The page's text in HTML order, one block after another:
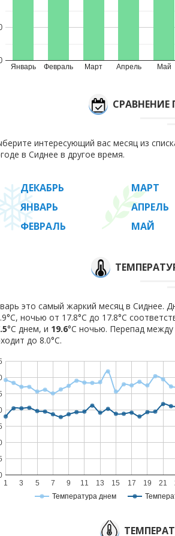
Январь Февраль Март Апрель Май
интересующий вас месяц из
в Сиднее в другое время.
ДЕКАБРЬ
ЯНВАРЬ
ФЕВРАЛЬ
МАРТ
АПРЕЛЬ
МАЙ
это самый жаркий месяц в Сиднее.
ночью от 17.8°C до 17.8°C
°C днем, и 19.6°C ночью. Перепад
до 8.0°С.
Температура днем
1 3 5 7 9 11 13 15 17 19 21